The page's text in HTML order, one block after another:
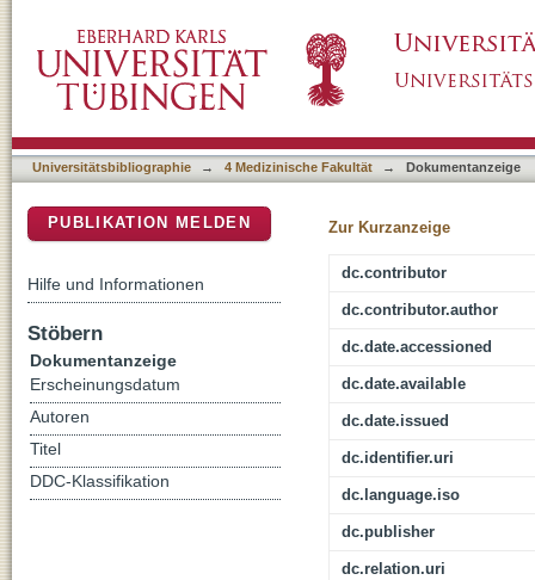
Harnblasenkarzinoms unter kritischem
einer potentiellen Interobserver-Variabilität
Universitätsbibliographie → 4 Medizinische Fakultät → Dokumentanzeige
Zur Kurzanzeige
dc.contributor
dc.contributor.author
dc.date.accessioned
dc.date.available
dc.date.issued
dc.identifier.uri
dc.language.iso
dc.publisher
dc.relation.uri
PUBLIKATION MELDEN
Hilfe und Informationen
Stöbern
Dokumentanzeige
Erscheinungsdatum
Autoren
Titel
DDC-Klassifikation